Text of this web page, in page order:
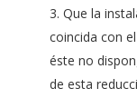
Que la
coincida con
éste no
de esta